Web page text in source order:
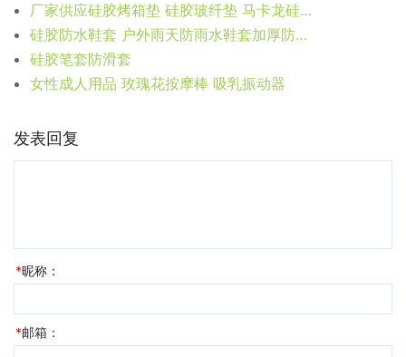
厂家供应硅胶烤箱垫 硅胶玻纤垫 马卡龙硅胶烘焙垫
硅胶防水鞋套 户外雨天防雨水鞋套加厚防滑鞋套 成人儿童硅胶鞋套
硅胶笔套防滑套
女性成人用品 玫瑰花按摩棒 吸乳振动器
发表回复
*昵称：
*邮箱：